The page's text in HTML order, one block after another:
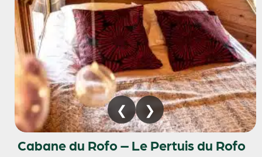
Cabane du Rofo – Le Pertuis du Rofo